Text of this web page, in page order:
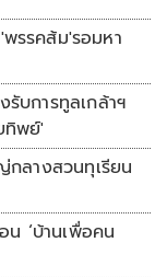
บการทูลเกล้าฯ
ทิพย์'
กลางสวนทุเรียน
น ‘บ้านเพื่อคน